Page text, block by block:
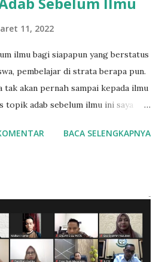
11, 2022
ilmu bagi siapapun yang berstatus
pembelajar di strata berapa pun.
tak akan pernah sampai kepada ilmu
topik adab sebelum ilmu ini saya
bagi pemula mengenai adab
siang hingga sore kuliah di
sebagai ikhtiar meraih ilmu
tak melupakan ilmu agama
BACA SELENGKAPNYA